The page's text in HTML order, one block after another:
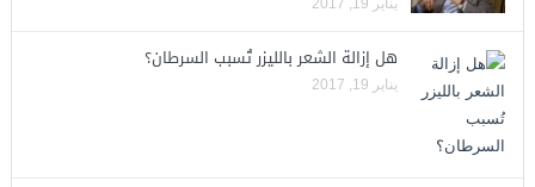
يناير 19, 2017
هل إزالة الشعر بالليزر تُسبب السرطان؟
يناير 19, 2017